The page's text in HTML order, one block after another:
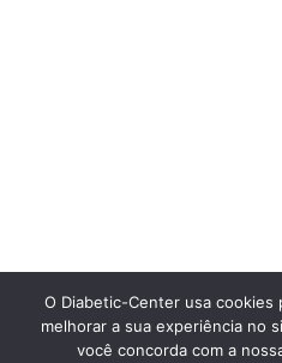
O Diabetic-Center usa cookies
melhorar a sua experiência no
você concorda com a